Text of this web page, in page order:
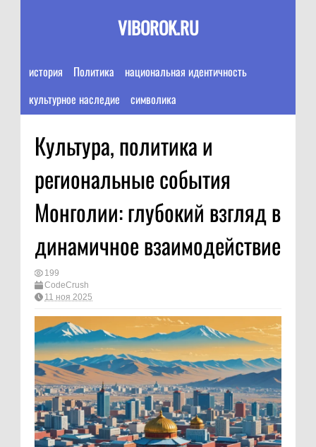
VIBOROK.RU
история Политика
национальная идентичность
культурное наследие
символика
Культура, политика и
региональные события
Монголии: глубокий взгляд в
динамичное взаимодействие
199
CodeCrush
11 ноя 2025